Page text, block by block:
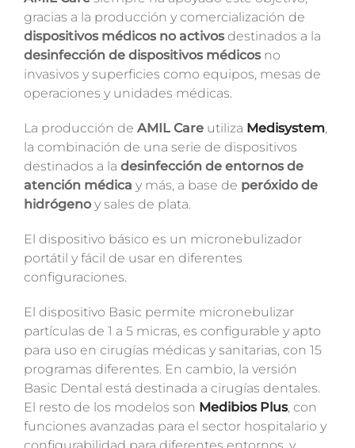
gracias a la producción y comercialización de
dispositivos médicos no activosdestinados a la
desinfección de dispositivos médicos no
invasivos y superficies como equipos, mesas de
operaciones y unidades médicas.
La producción de AMIL Care utiliza Medisystem,
la combinación de una serie de dispositivos
destinados a la desinfección de entornos de
atención médica y más, a base de peróxido de
hidrógeno y sales de plata.
El dispositivo básico es un micronebulizador
portátil y fácil de usar en diferentes
configuraciones.
El dispositivo Basic permite micronebulizar
partículas de 1 a 5 micras, es configurable y apto
para uso en cirugías médicas y sanitarias, con 15
programas diferentes. En cambio, la versión
Basic Dental está destinada a cirugías dentales.
El resto de los modelos son Medibios Plus, con
funciones avanzadas para el sector hospitalario y